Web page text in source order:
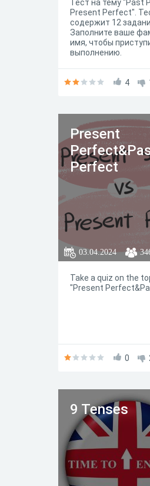
Тест на тему "Past
Present Perfect".
содержит 12
Заполните ваше
имя, чтобы
выполнению.
4
Present
Perfect
03.04.2024
Take a quiz on the
"Present
0
9 Tenses